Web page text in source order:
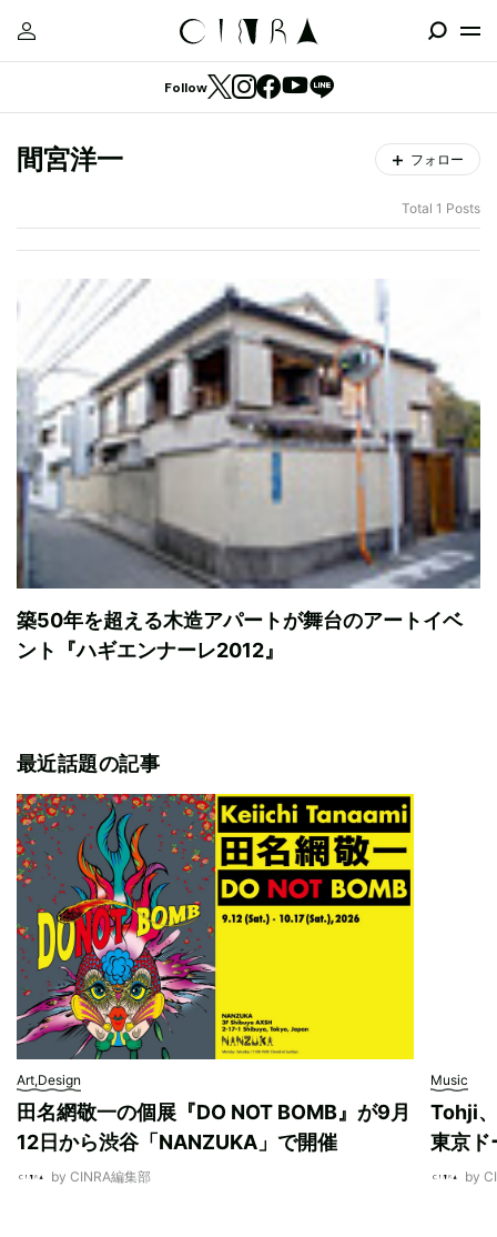
Follow
間宮洋一 フォロー
Total 1 Posts
築50年を超える木造アパートが舞台のアートイベ
ント『ハギエンナーレ2012』
最近話題の記事
Art,Design
田名網敬一の個展『DO NOT BOMB』が9月
12日から渋谷「NANZUKA」で開催
by CINRA編集部
Music
Tohji
東京ド
by